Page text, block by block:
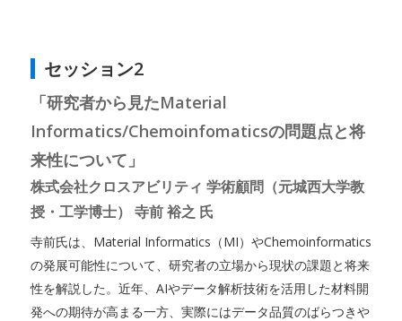
セッション2
「研究者から見たMaterial
Informatics/Chemoinfomaticsの問題点と将
来性について」
株式会社クロスアビリティ 学術顧問（元城西大学教
授・工学博士） 寺前 裕之 氏
寺前氏は、Material Informatics（MI）やChemoinformatics
の発展可能性について、研究者の立場から現状の課題と将来
性を解説した。近年、AIやデータ解析技術を活用した材料開
発への期待が高まる一方、実際にはデータ品質のばらつきや